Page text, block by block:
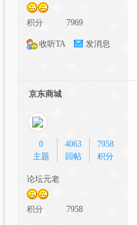
元
积分 7969
收听TA 发消息
京东商城
0
主题
4063
回帖
7958
积分
论坛元老
积分 7958